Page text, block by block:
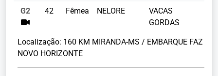
G2 42 Fêmea NELORE
VACAS
GORDAS
Localização: 160 KM MIRANDA-MS / EMBARQUE FAZ
NOVO HORIZONTE